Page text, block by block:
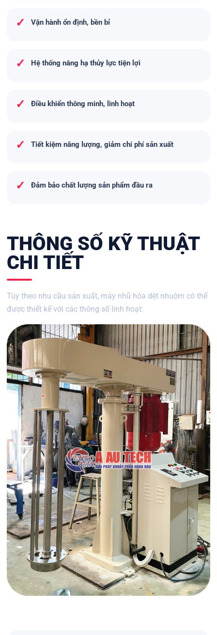
✓ Vận hành ổn định, bền bỉ
✓ Hệ thống nâng hạ thủy lực tiện lợi
✓ Điều khiển thông minh, linh hoạt
✓ Tiết kiệm năng lượng, giảm chi phí sản xuất
✓ Đảm bảo chất lượng sản phẩm đầu ra
THÔNG SỐ KỸ THUẬT
CHI TIẾT
Tùy theo nhu cầu sản xuất, máy nhũ hóa dệt nhuộm có thể
được thiết kế với các thông số linh hoạt: